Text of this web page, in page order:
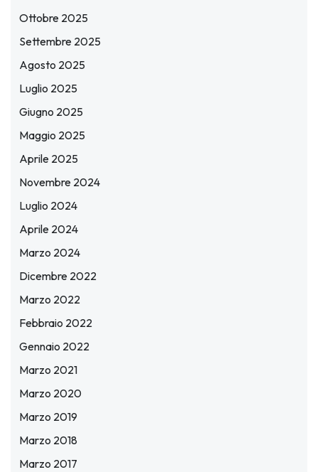
Ottobre 2025
Settembre 2025
Agosto 2025
Luglio 2025
Giugno 2025
Maggio 2025
Aprile 2025
Novembre 2024
Luglio 2024
Aprile 2024
Marzo 2024
Dicembre 2022
Marzo 2022
Febbraio 2022
Gennaio 2022
Marzo 2021
Marzo 2020
Marzo 2019
Marzo 2018
Marzo 2017